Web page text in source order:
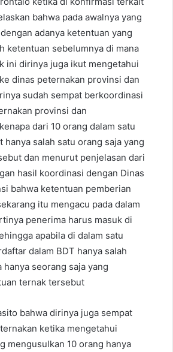
bahwa pada awalnya yang
adanya ketentuan yang
ketentuan sebelumnya di mana
ini dirinya juga ikut mengetahui
dinas peternakan provinsi dan
sudah sempat berkoordinasi
provinsi dan
dari 10 orang dalam satu
salah satu orang saja yang
dan menurut penjelasan dari
hasil koordinasi dengan Dinas
bahwa ketentuan pemberian
itu mengacu pada dalam
penerima harus masuk di
apabila di dalam satu
dalam BDT hanya salah
hanya seorang saja yang
ternak tersebut
bahwa dirinya juga sempat
ketika mengetahui
mengusulkan 10 orang hanya